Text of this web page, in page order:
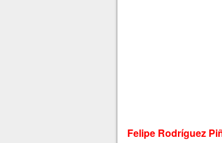
Felipe Rodríguez